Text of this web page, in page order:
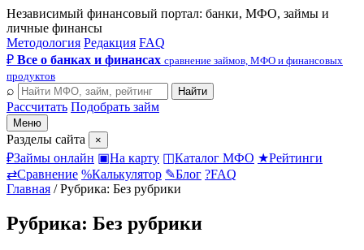
Независимый финансовый портал: банки, МФО, займы и
личные финансы
Методология Редакция FAQ
₽ Все о банках и финансах сравнение займов, МФО и финансовых
продуктов
⌕ Найти
Рассчитать Подобрать займ
Меню
Разделы сайта ×
₽Займы онлайн ▣На карту ◫Каталог МФО ★Рейтинги
⇄Сравнение %Калькулятор ✎Блог ?FAQ
Главная /Рубрика: Без рубрики
Рубрика: Без рубрики